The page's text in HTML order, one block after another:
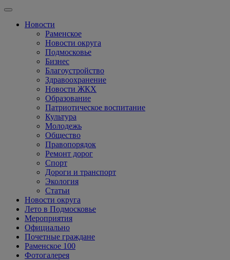
Новости
Раменское
Новости округа
Подмосковье
Бизнес
Благоустройство
Здравоохранение
Новости ЖКХ
Образование
Патриотическое воспитание
Культура
Молодежь
Общество
Правопорядок
Ремонт дорог
Спорт
Дороги и транспорт
Экология
Статьи
Новости округа
Лето в Подмосковье
Мероприятия
Официально
Почетные граждане
Раменское 100
Фотогалерея